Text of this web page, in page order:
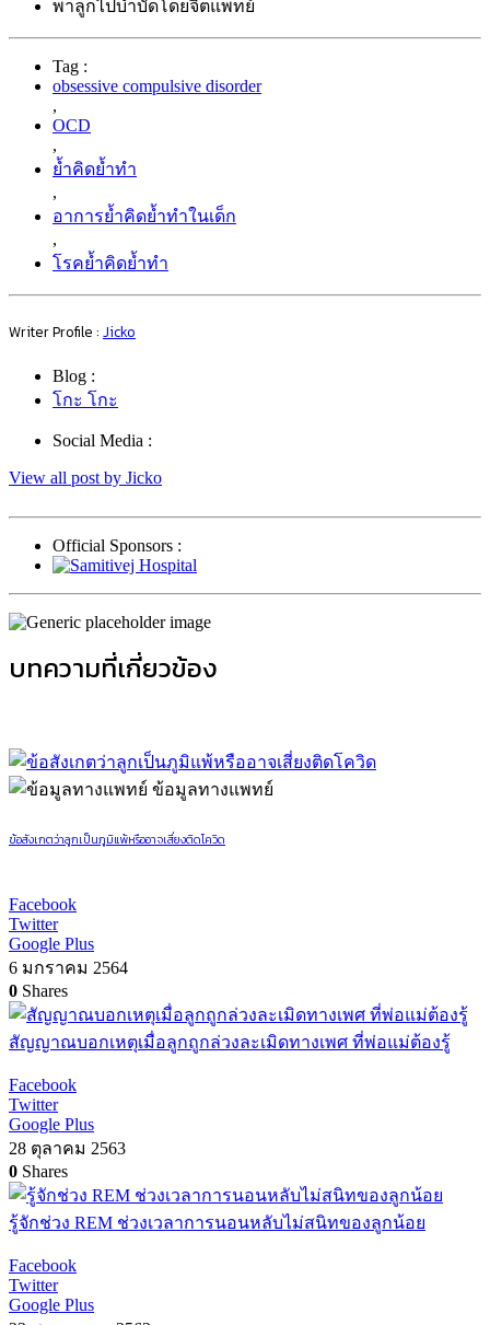
พาลูกไปบำบัดโดยจิตแพทย์
Tag :
obsessive compulsive disorder
,
OCD
,
ย้ำคิดย้ำทำ
,
อาการย้ำคิดย้ำทำในเด็ก
,
โรคย้ำคิดย้ำทำ
Writer Profile : Jicko
Blog :
โกะ โกะ
Social Media :
View all post by Jicko
Official Sponsors :
บทความที่เกี่ยวข้อง
ข้อมูลทางแพทย์
ข้อสังเกตว่าลูกเป็นภูมิแพ้หรืออาจเสี่ยงติดโควิด
Facebook
Twitter
Google Plus
6 มกราคม 2564
0 Shares
สัญญาณบอกเหตุเมื่อลูกถูกล่วงละเมิดทางเพศ ที่พ่อแม่ต้องรู้
Facebook
Twitter
Google Plus
28 ตุลาคม 2563
0 Shares
รู้จักช่วง REM ช่วงเวลาการนอนหลับไม่สนิทของลูกน้อย
Facebook
Twitter
Google Plus